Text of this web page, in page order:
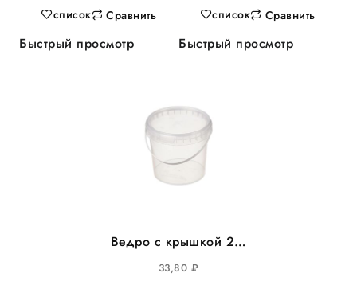
список Сравнить
Быстрый просмотр
список Сравнить
Быстрый просмотр
Ведро с крышкой 2л,
d-170 круглое 135шт/
уп
33,80 ₽